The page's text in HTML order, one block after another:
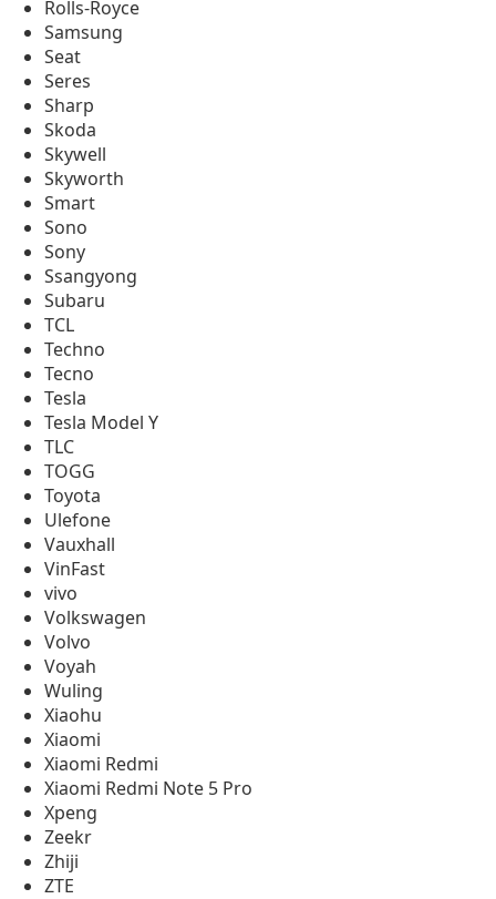
Rolls-Royce
Samsung
Seat
Seres
Sharp
Skoda
Skywell
Skyworth
Smart
Sono
Sony
Ssangyong
Subaru
TCL
Techno
Tecno
Tesla
Tesla Model Y
TLC
TOGG
Toyota
Ulefone
Vauxhall
VinFast
vivo
Volkswagen
Volvo
Voyah
Wuling
Xiaohu
Xiaomi
Xiaomi Redmi
Xiaomi Redmi Note 5 Pro
Xpeng
Zeekr
Zhiji
ZTE